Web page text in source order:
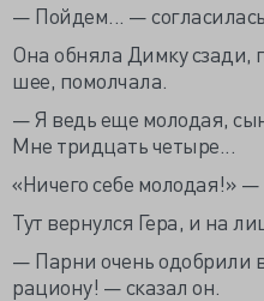
— Пойдем... —
Она обняла Димку сзади,
шее, помолчала.
— Я ведь еще молодая,
Мне тридцать четыре...
«Ничего себе молодая!»
Тут вернулся Гера, и на
— Парни очень одобрили
рациону! — сказал он.